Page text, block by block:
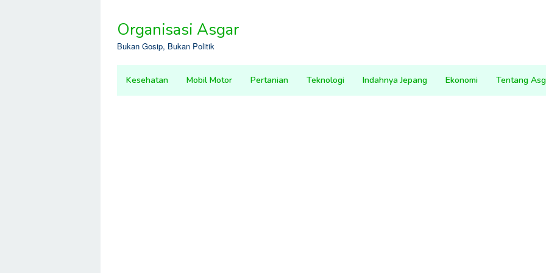
contentOrganisasi Asgar
Bukan Gosip, Bukan Politik
Kesehatan Mobil Motor Pertanian Teknologi Indahnya Jepang Ekonomi Tentang